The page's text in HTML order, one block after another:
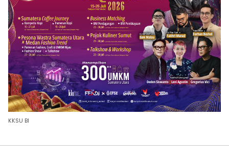
KKSU BI